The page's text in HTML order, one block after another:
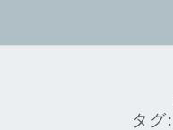
タグ: